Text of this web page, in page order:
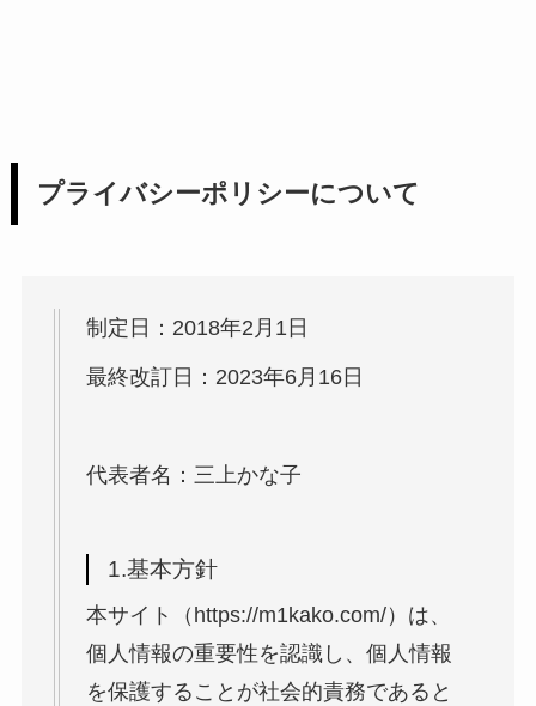
プライバシーポリシーについて
制定日：2018年2月1日
最終改訂日：2023年6月16日
代表者名：三上かな子
1.基本方針
本サイト（https://m1kako.com/）は、
個人情報の重要性を認識し、個人情報
を保護することが社会的責務であると